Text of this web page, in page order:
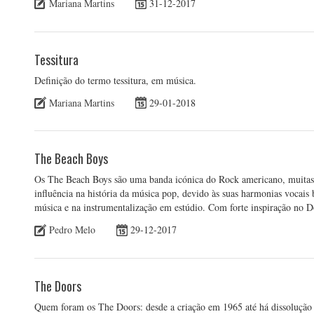
Mariana Martins 31-12-2017
Tessitura
Definição do termo tessitura, em música.
Mariana Martins
29-01-2018
The Beach Boys
Os The Beach Boys são uma banda icónica do Rock americano,
influência na história da música pop, devido às suas harmonias vocais
música e na instrumentalização em estúdio. Com forte inspiração no
Pedro Melo
29-12-2017
The Doors
Quem foram os The Doors: desde a criação em 1965 até há